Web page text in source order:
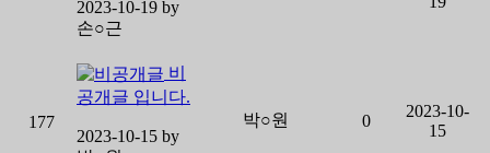
2023-10-19 by
손○근
177
비
공개글 입니다.
2023-10-15 by
박○원 0
2023-10-
15